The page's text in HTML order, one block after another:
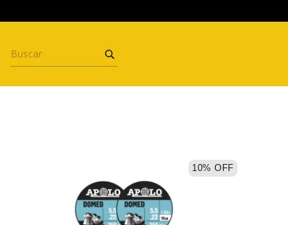
10%OFF